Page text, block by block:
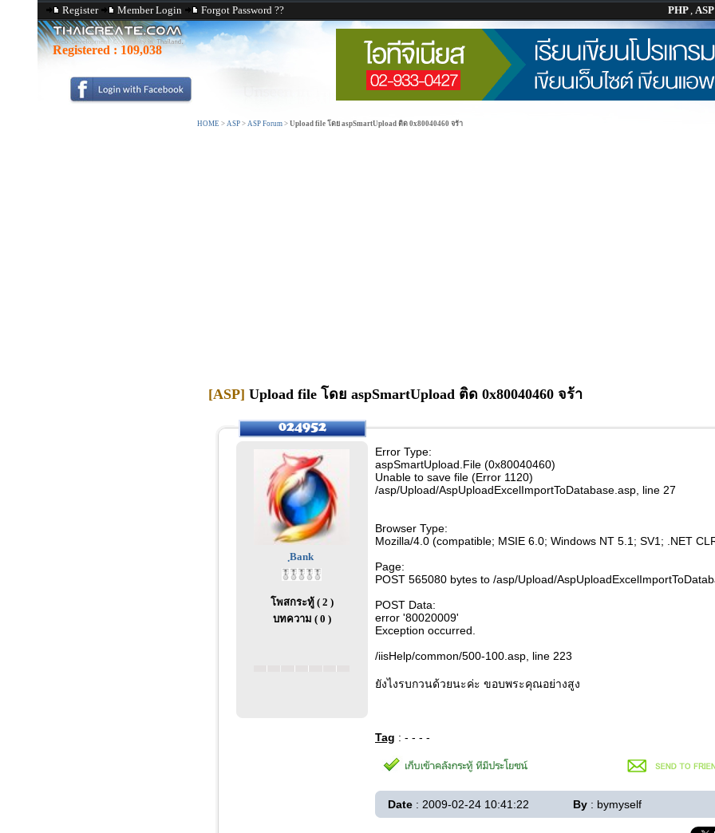
Register Member Login Forgot Password ?? PHP, ASP
Registered : 109,038
HOME > ASP > ASP Forum > Upload file โดย aspSmartUpload ติด 0x80040460 จร้า
[ASP] Upload file โดย aspSmartUpload ติด 0x80040460 จร้า
ฺBank
โพสกระทู้ ( 2 )
บทความ ( 0 )
Error Type:
aspSmartUpload.File (0x80040460)
Unable to save file (Error 1120)
/asp/Upload/AspUploadExcelImportToDatabase.asp, line 27
Browser Type:
Mozilla/4.0 (compatible; MSIE 6.0; Windows NT 5.1; SV1; .NET
Page:
POST 565080 bytes to /asp/Upload/
POST Data:
error '80020009'
Exception occurred.
/iisHelp/common/500-100.asp, line 223
ยังไงรบกวนด้วยนะค่ะ ขอบพระคุณอย่างสูง
Tag : - - - -
Date : 2009-02-24 10:41:22 By : bymyself